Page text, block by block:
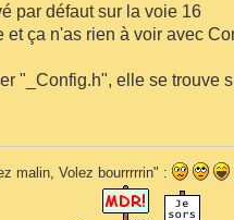
par défaut sur la voie 16
ça n'as rien à voir avec
"_Config.h", elle se trouve
malin, Volez bourrrrrin" :